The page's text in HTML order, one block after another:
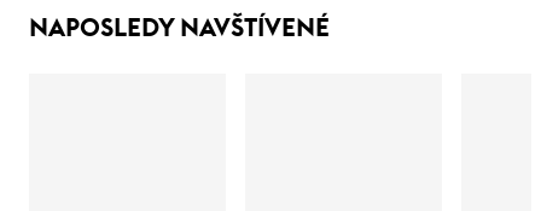
NAPOSLEDY NAVŠTÍVENÉ